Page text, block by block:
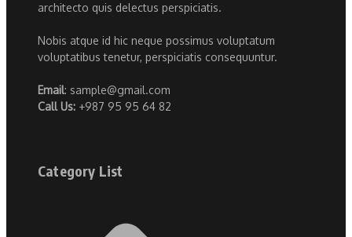
architecto quis delectus perspiciatis.
Nobis atque id hic neque possimus voluptatum
voluptatibus tenetur, perspiciatis consequuntur.
Email: sample@gmail.com
Call Us: +987 95 95 64 82
Category List